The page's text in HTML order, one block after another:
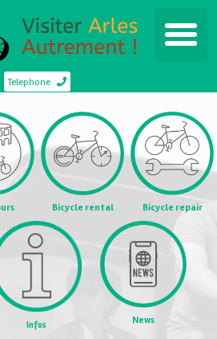
Telephone
Bicycle rental Bicycle repair
Infos News